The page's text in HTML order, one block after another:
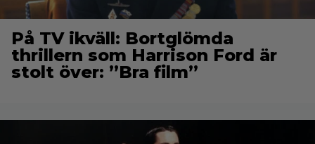
På TV ikväll: Bortglömda
thrillern som Harrison Ford är
stolt över: ”Bra film”